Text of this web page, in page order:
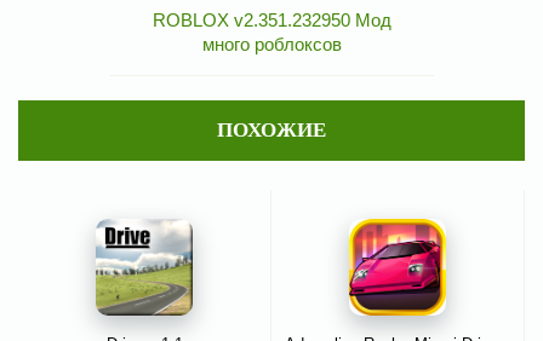
ROBLOX v2.351.232950 Мод
много роблоксов
ПОХОЖИЕ